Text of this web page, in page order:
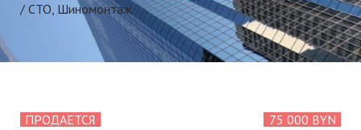
/ СТО, Шиномонтаж
ПРОДАЕТСЯ 75 000 BYN